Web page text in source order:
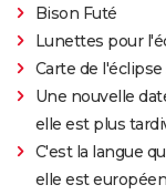
Bison Futé
Lunettes pour
Carte de
Une nouvelle
elle est plus
C'est la langue
elle est